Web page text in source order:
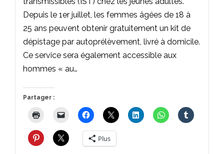
Depuis le 1er juillet, les femmes âgées de 18 à
25 ans peuvent obtenir gratuitement un kit de
dépistage par autoprélèvement, livré à domicile.
Ce service sera également accessible aux
hommes « au…
Partager :
Plus